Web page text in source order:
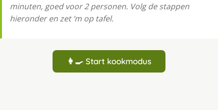
minuten, goed voor 2 personen. Volg de stappen
hieronder en zet ‘m op tafel.
👩‍🍳 Start kookmodus